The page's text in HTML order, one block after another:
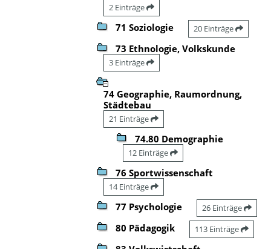
2 Einträge
71 Soziologie 20 Einträge
73 Ethnologie, Volkskunde
3 Einträge
74 Geographie, Raumordnung,
Städtebau
21 Einträge
74.80 Demographie
12 Einträge
76 Sportwissenschaft
14 Einträge
77 Psychologie 26 Einträge
80 Pädagogik 113 Einträge